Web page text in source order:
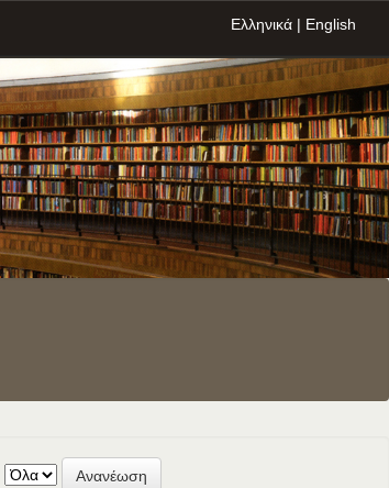
Ελληνικά | English